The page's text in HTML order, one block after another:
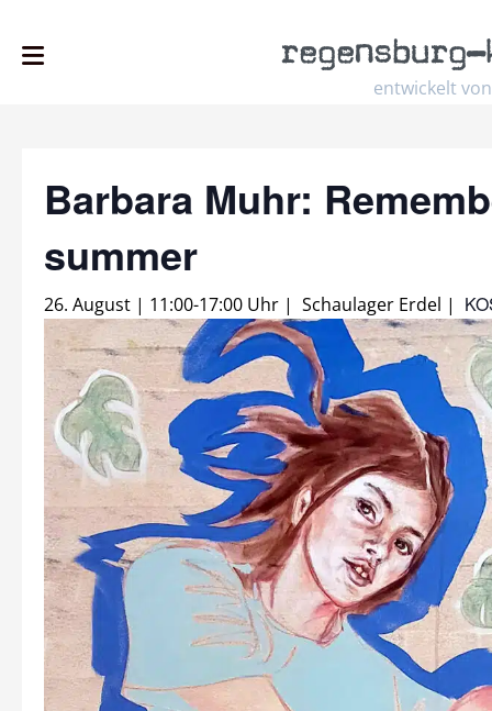
entwickelt von
regensburg–
Barbara Muhr:
summer
26. August | 11:00-17:00 Uhr | Schaulager Erdel |